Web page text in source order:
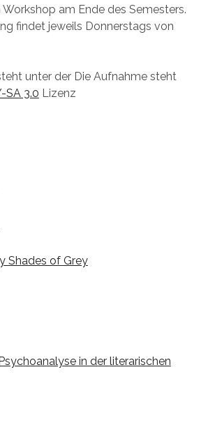
am Ende des Semesters.
findet jeweils Donnerstags von
unter der Die Aufnahme steht
SA 3.0 Lizenz
Shades of Grey
in der literarischen